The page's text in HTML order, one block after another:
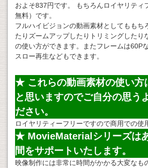
およそ837円です。 もちろんロイヤリティ
無料）です。
フルハイビジョンの動画素材としてももち
たりズームアップしたりトリミングしたり
の使い方ができます。またフレームは60P
スロー再生などもできます。
★ これらの動画素材の使い方
と思いますのでご自分の思う
ださい。
ロイヤリティーフリーですので商用での使
★ MovieMaterialシリーズは
間をサポートいたします。
映像制作には非常に時間がかかる大変なも